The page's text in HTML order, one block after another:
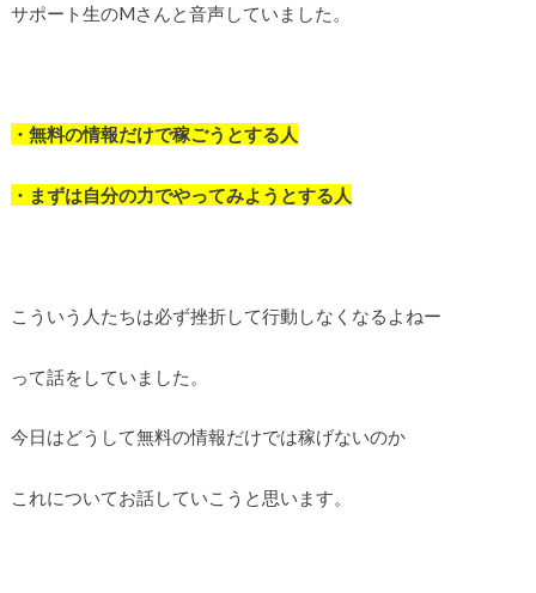
サポート生のMさんと音声していました。
・無料の情報だけで稼ごうとする人
・まずは自分の力でやってみようとする人
こういう人たちは必ず挫折して行動しなくなるよねー
って話をしていました。
今日はどうして無料の情報だけでは稼げないのか
これについてお話していこうと思います。